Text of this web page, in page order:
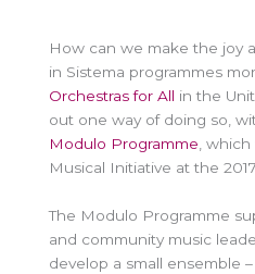
How can we make the joy
in Sistema programmes
Orchestras for All in the
out one way of doing so,
Modulo Programme ,
Musical Initiative at the
The Modulo Programme
and community music
develop a small ensemble –